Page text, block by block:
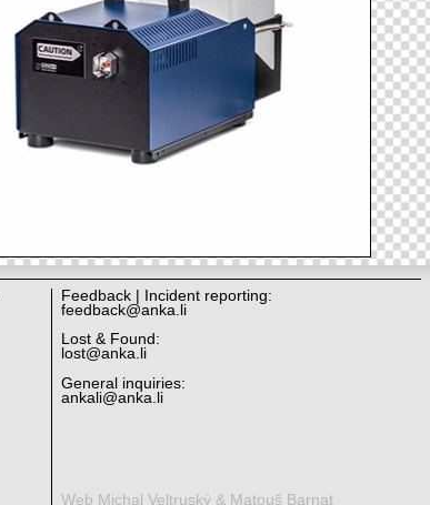
Feedback | Incident reporting:
feedback@anka.li
Lost & Found:
lost@anka.li
General inquiries:
ankali@anka.li
Web Michal Veltruský & Matouš Barnat